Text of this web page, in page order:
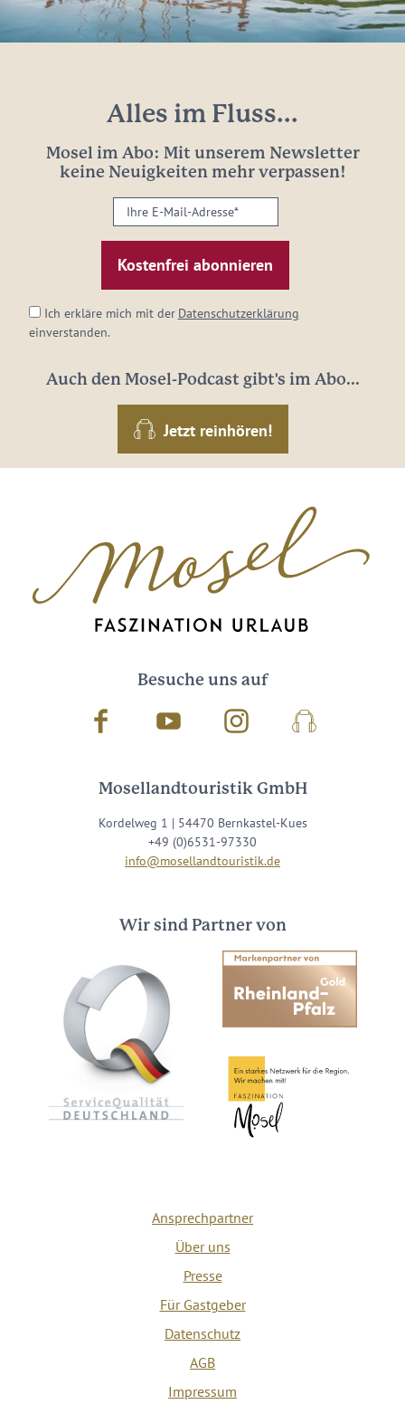
Alles im Fluss...
Mosel im Abo: Mit unserem Newsletter
keine Neuigkeiten mehr verpassen!
Ihre
E-
Mail-
Adresse:
Ich erkläre mich mit der Datenschutzerklärung
einverstanden.
Auch den Mosel-Podcast gibt's im Abo...
Jetzt reinhören!
Besuche uns auf
Facebook Youtube InstagramPodcast
Mosellandtouristik GmbH
Kordelweg 1 | 54470 Bernkastel-Kues
+49 (0)6531-97330
info@mosellandtouristik.de
Wir sind Partner von
Ansprechpartner
Über uns
Presse
Für Gastgeber
Datenschutz
AGB
Impressum